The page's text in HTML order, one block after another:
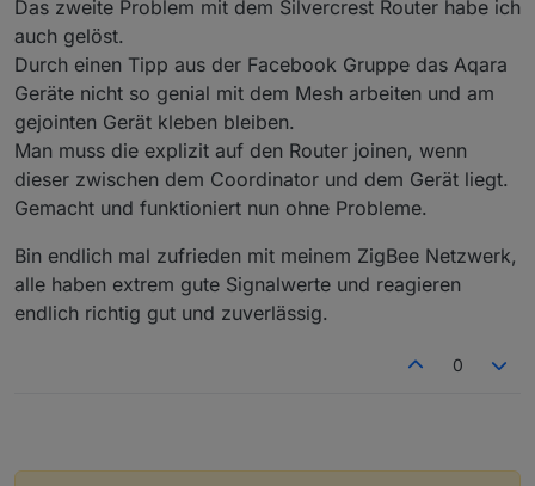
Das zweite Problem mit dem Silvercrest Router habe ich
auch gelöst.
Durch einen Tipp aus der Facebook Gruppe das Aqara
Geräte nicht so genial mit dem Mesh arbeiten und am
gejointen Gerät kleben bleiben.
Man muss die explizit auf den Router joinen, wenn
dieser zwischen dem Coordinator und dem Gerät liegt.
Gemacht und funktioniert nun ohne Probleme.
Bin endlich mal zufrieden mit meinem ZigBee Netzwerk,
alle haben extrem gute Signalwerte und reagieren
endlich richtig gut und zuverlässig.
0